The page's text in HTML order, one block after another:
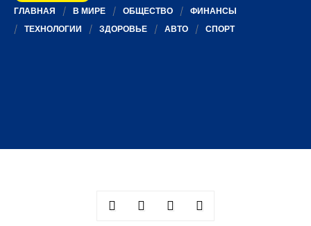
ГЛАВНАЯ В МИРЕ ОБЩЕСТВО
ФИНАНСЫ
ТЕХНОЛОГИИ
ЗДОРОВЬЕ АВТО СПОРТ